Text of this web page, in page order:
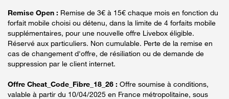
Remise Open : Remise de 3€ à 15€ chaque mois en fonction du
forfait mobile choisi ou détenu, dans la limite de 4 forfaits mobile
supplémentaires, pour une nouvelle offre Livebox éligible.
Réservé aux particuliers. Non cumulable. Perte de la remise en
cas de changement d'offre, de résiliation ou de demande de
suppression par le client internet.
Offre Cheat_Code_Fibre_18_26 : Offre soumise à conditions,
valable à partir du 10/04/2025 en France métropolitaine, sous